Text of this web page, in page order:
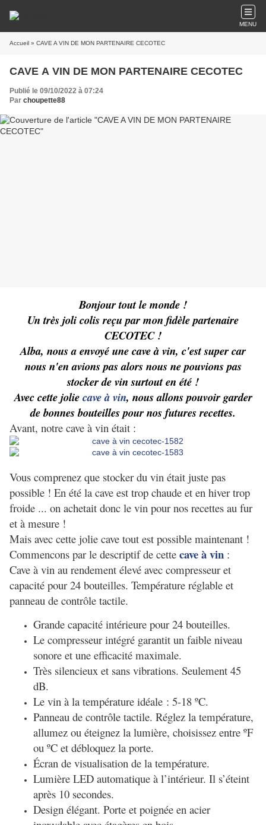
MENU
Accueil » CAVE A VIN DE MON PARTENAIRE CECOTEC
CAVE A VIN DE MON PARTENAIRE CECOTEC
Publié le 09/10/2022 à 07:24
Par choupette88
Bonjour tout le monde !
Un très joli colis reçu par mon fidèle partenaire
CECOTEC!
Alba, nous a envoyé une cave à vin, c'est super car
nous n'en avions pas alors nous ne pouvions pas
stocker de vin surtout en été !
Avec cette joliecave à vin, nous allons pouvoir garder
de bonnes bouteilles pour nos futures recettes.
Avant, notre cave à vin était :
Vous comprenez que stocker du vin était juste pas
possible ! En été la cave est trop chaude et en hiver trop
froide ... on achetait donc le vin pour nos recettes au fur
et à mesure !
Mais avec cette jolie cave tout est possible maintenant !
Commencons par le descriptif de cette cave à vin :
Cave à vin au rendement élevé avec compresseur et
capacité pour 24 bouteilles. Température réglable et
panneau de contrôle tactile.
Grande capacité intérieure pour 24 bouteilles.
Le compresseur intégré garantit un faible niveau
sonore et une efficacité maximale.
Très silencieux et sans vibrations. Seulement 45
dB.
Le vin à la température idéale : 5-18 ºC.
Panneau de contrôle tactile. Réglez la température,
allumez ou éteignez la lumière, choisissez entre ºF
ou ºC et débloquez la porte.
Écran de visualisation de la température.
Lumière LED automatique à l’intérieur. Il s’éteint
après 10 secondes.
Design élégant. Porte et poignée en acier